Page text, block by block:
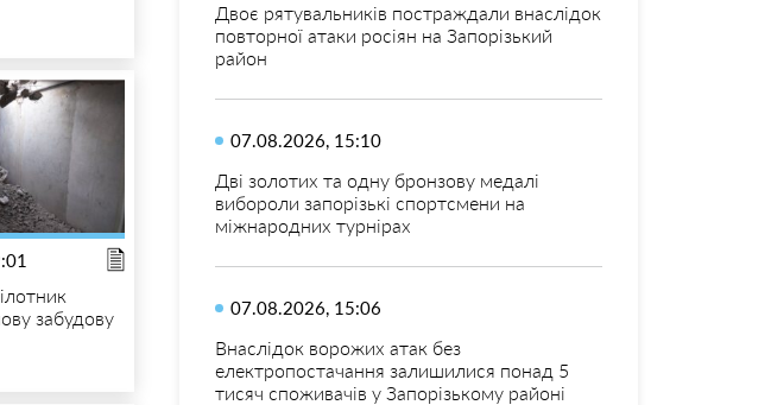
забудову
Двоє рятувальників постраждали внаслідок
повторної атаки росіян на Запорізький
район
07.08.2026, 15:10
Дві золотих та одну бронзову медалі
вибороли запорізькі спортсмени на
міжнародних турнірах
07.08.2026, 15:06
Внаслідок ворожих атак без
електропостачання залишилися понад 5
тисяч споживачів у Запорізькому районі